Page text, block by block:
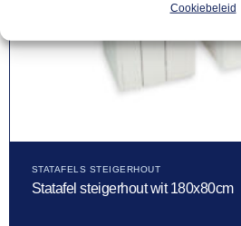
Cookiebeleid
STATAFELS STEIGERHOUT
Statafel steigerhout wit 180x80cm